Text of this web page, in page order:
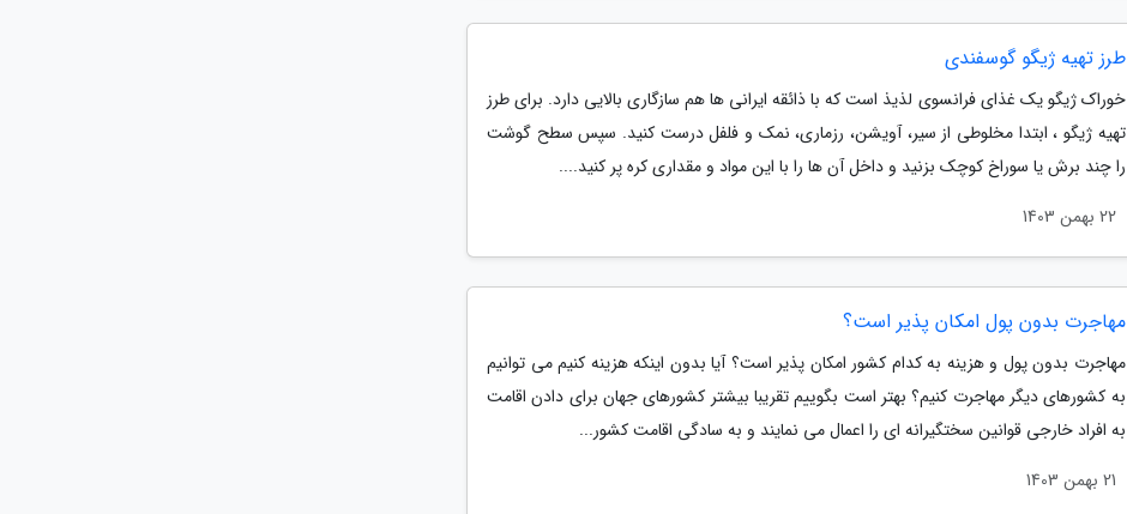
طرز تهیه ژیگو گوسفندی
خوراک ژیگو یک غذای فرانسوی لذیذ است که با ذائقه ایرانی ها هم سازگاری بالایی دارد. برای طرز
تهیه ژیگو ، ابتدا مخلوطی از سیر، آویشن، رزماری، نمک و فلفل درست کنید. سپس سطح گوشت
را چند برش یا سوراخ کوچک بزنید و داخل آن ها را با این مواد و مقداری کره پر کنید....
22 بهمن 1403
مهاجرت بدون پول امکان پذیر است؟
مهاجرت بدون پول و هزینه به کدام کشور امکان پذیر است؟ آیا بدون اینکه هزینه کنیم می توانیم
به کشورهای دیگر مهاجرت کنیم؟ بهتر است بگوییم تقریبا بیشتر کشورهای جهان برای دادن اقامت
به افراد خارجی قوانین سختگیرانه ای را اعمال می نمایند و به سادگی اقامت کشور...
21 بهمن 1403